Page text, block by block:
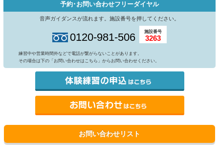
予約･お問い合わせフリーダイヤル
音声ガイダンスが流れます。施設番号を押してください。
0120-981-506 施設番号
3263
練習中や営業時間外などで電話が繋がらないことがあります。
その場合は下の「お問い合わせはこちら」からお問い合わせください。
お問い合わせリスト